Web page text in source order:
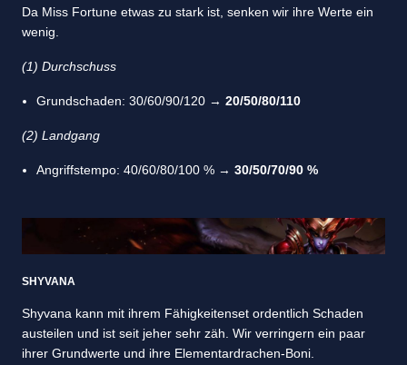
Da Miss Fortune etwas zu stark ist, senken wir ihre Werte ein
wenig.
(1) Durchschuss
Grundschaden: 30/60/90/120 → 20/50/80/110
(2) Landgang
Angriffstempo: 40/60/80/100 % → 30/50/70/90 %
SHYVANA
Shyvana kann mit ihrem Fähigkeitenset ordentlich Schaden
austeilen und ist seit jeher sehr zäh. Wir verringern ein paar
ihrer Grundwerte und ihre Elementardrachen-Boni.